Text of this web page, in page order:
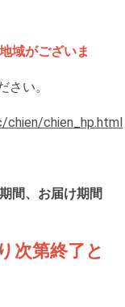
域がございま
い。
chien_hp.html
間、お届け期間
次第終了と